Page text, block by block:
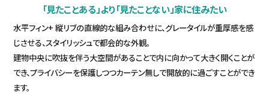
「見たことある」より「見たことない」家に住みたい
水平フィン+ 縦リブの直線的な組み合わせに、グレータイルが重厚感を感
じさせる、スタイリッシュで都会的な外観。
建物中央に吹抜を伴う大空間があることで内に向かって大きく開くことが
でき、プライバシーを保護しつつカーテン無しで開放的に過ごすことができ
ます。